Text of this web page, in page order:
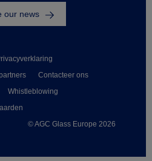
© AGC Glass Europe 2026
Contacteer ons
Whistleblowing
our news